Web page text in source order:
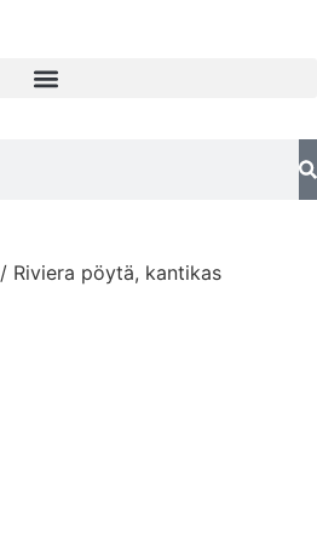
/ Riviera pöytä, kantikas